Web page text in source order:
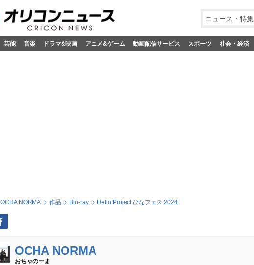
ニュース・特集
芸能 音楽 ドラマ&映画 アニメ&ゲーム 動画配信サービス スポーツ 社会・経済
OCHA NORMA 作品 Blu-ray Hello!Project ひなフェス 2024
OCHA NORMA
おちゃのーま